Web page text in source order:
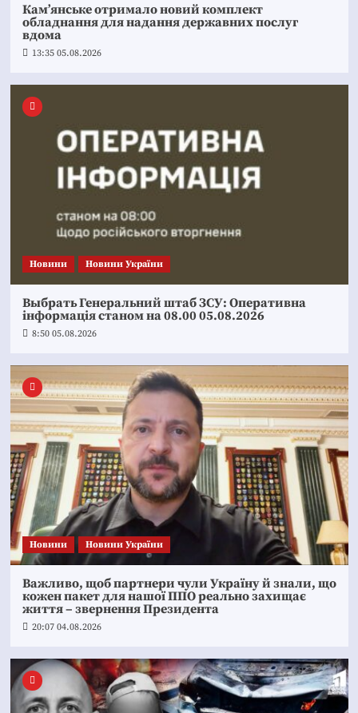
Кам’янське отримало новий комплект
обладнання для надання державних послуг
вдома
13:35 05.08.2026
Новини Новини України
Выбрать Генеральний штаб ЗСУ: Оперативна
інформація станом на 08.00 05.08.2026
8:50 05.08.2026
Новини Новини України
Важливо, щоб партнери чули Україну й знали, що
кожен пакет для нашої ППО реально захищає
життя – звернення Президента
20:07 04.08.2026